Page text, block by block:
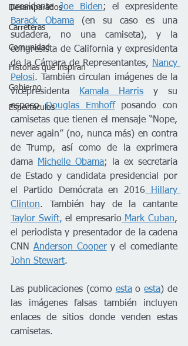
Desamparados
Carreteras
Comunidad
Historias que inspiran
Gobierno
Espectáculos
presidente Joe Biden
Barack Obama (en su caso es una
sudadera, no una camiseta), y la
congresista de California y expresidenta
de la Cámara de Representantes,
Nancy
Pelosi. También circulan imágenes de la
vicepresidenta
Kamala Harris y su
esposo Douglas Emhoff posando con
camisetas que tienen el mensaje “Nope,
never again” (no, nunca más) en contra
de Trump, así como de la exprimera
dama
Michelle Obama; la ex secretaria
de Estado y candidata presidencial por
el Partido Demócrata en 2016 Hillary
Clinton
Taylor Swift, el empresario Mark Cuban,
el periodista y presentador de la cadena
CNN Anderson Cooper
John Stewart.
Las publicaciones (como esta o esta) de
las imágenes falsas también incluyen
enlaces de sitios donde venden estas
camisetas.